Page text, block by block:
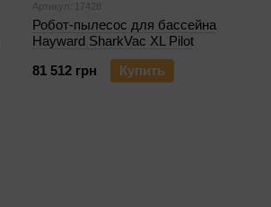
Артикул: 17428
Робот-пылесос для бассейна
Hayward SharkVac XL Pilot
81 512 грн
Купить